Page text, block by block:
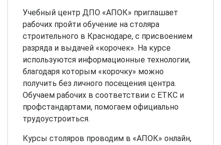
Учебный центр ДПО «АПОК» приглашает
рабочих пройти обучение на столяра
строительного в Краснодаре, с присвоением
разряда и выдачей «корочек». На курсе
используются информационные технологии,
благодаря которым «корочку» можно
получить без личного посещения центра.
Обучаем рабочих в соответствии с ЕТКС и
профстандартами, помогаем официально
трудоустроиться.
Курсы столяров проводим в «АПОК» онлайн,